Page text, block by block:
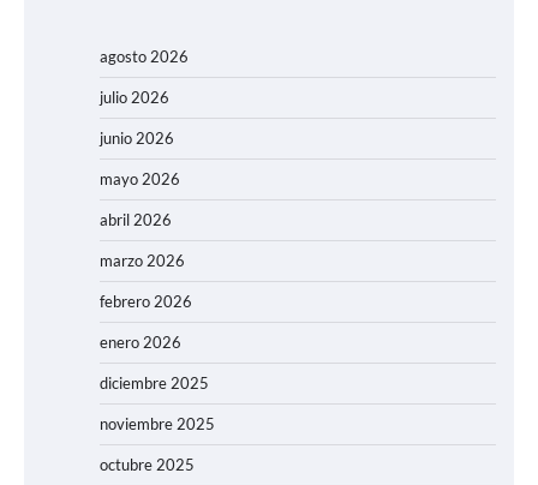
agosto 2026
julio 2026
junio 2026
mayo 2026
abril 2026
marzo 2026
febrero 2026
enero 2026
diciembre 2025
noviembre 2025
octubre 2025